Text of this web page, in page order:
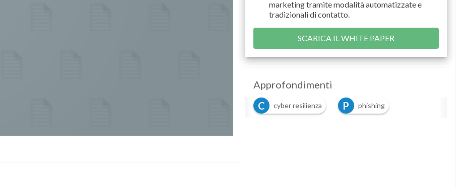
marketing tramite modalità automatizzate e
tradizionali di contatto.
Approfondimenti
C
cyber resilienza P phishing